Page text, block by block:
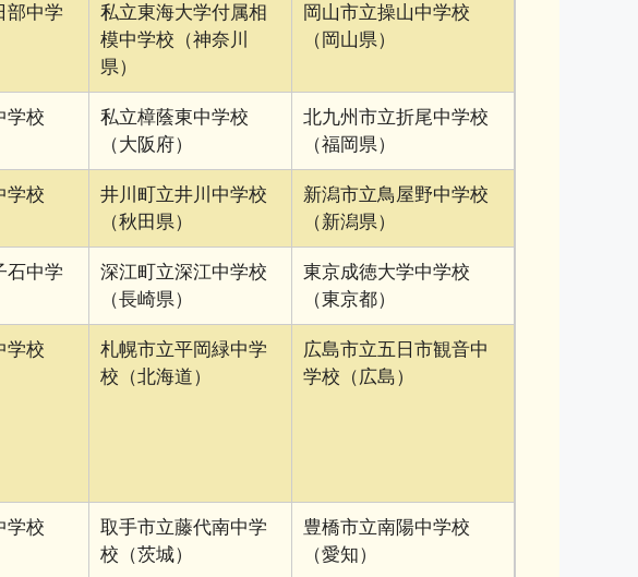
部中学
私立東海大学付属相
模中学校（神奈川
県）
岡山市立操山中学校
（岡山県）
学校
私立樟蔭東中学校
（大阪府）
北九州市立折尾中学校
（福岡県）
学校
井川町立井川中学校
（秋田県）
新潟市立鳥屋野中学校
（新潟県）
石中学
深江町立深江中学校
（長崎県）
東京成徳大学中学校
（東京都）
学校
札幌市立平岡緑中学
校（北海道）
広島市立五日市観音中
学校（広島）
学校
取手市立藤代南中学
校（茨城）
豊橋市立南陽中学校
（愛知）